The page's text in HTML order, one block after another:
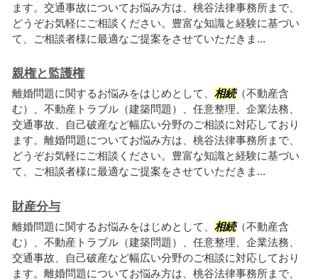
ます。交通事故についてお悩み方は、桃谷法律事務所まで、
どうぞお気軽にご相談ください。豊富な知識と経験に基づい
て、ご相談者様に最適なご提案をさせていただきま...
親権と監護権
離婚問題に関するお悩みをはじめとして、 相続（不動産含
む）、不動産トラブル（建築問題）、任意整理、企業法務、
交通事故、自己破産など幅広い分野のご相談に対応しており
ます。離婚問題についてお悩み方は、桃谷法律事務所まで、
どうぞお気軽にご相談ください。豊富な知識と経験に基づい
て、ご相談者様に最適なご提案をさせていただきま...
財産分与
離婚問題に関するお悩みをはじめとして、 相続（不動産含
む）、不動産トラブル（建築問題）、任意整理、企業法務、
交通事故、自己破産など幅広い分野のご相談に対応しており
ます。離婚問題についてお悩み方は、桃谷法律事務所まで、